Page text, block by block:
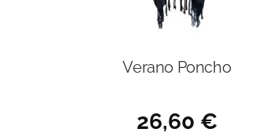
Verano Poncho
26,60 €